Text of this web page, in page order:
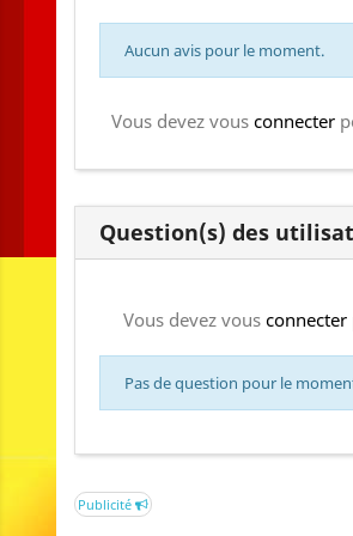
Aucun avis pour le moment.
Vous devez vous connecter
Question(s) des
Vous devez vous connecter
Pas de question pour le
Publicité